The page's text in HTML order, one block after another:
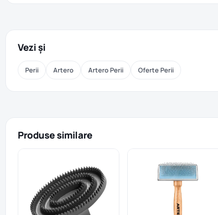
Vezi și
Perii Artero Artero Perii Oferte Perii
Produse similare